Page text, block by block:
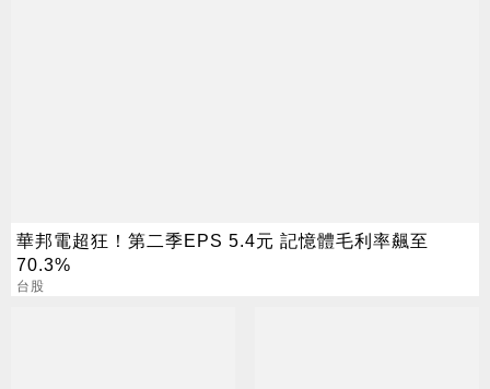
華邦電超狂！第二季EPS 5.4元 記憶體毛利率飆至
70.3%
台股